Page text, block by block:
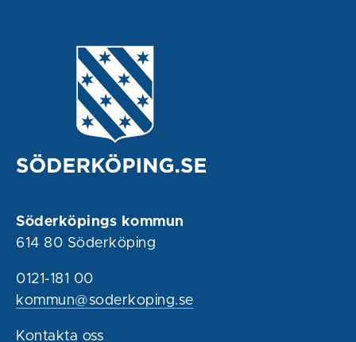
Söderköpings kommun
614 80 Söderköping
0121-181 00
kommun@soderkoping.se
Kontakta oss